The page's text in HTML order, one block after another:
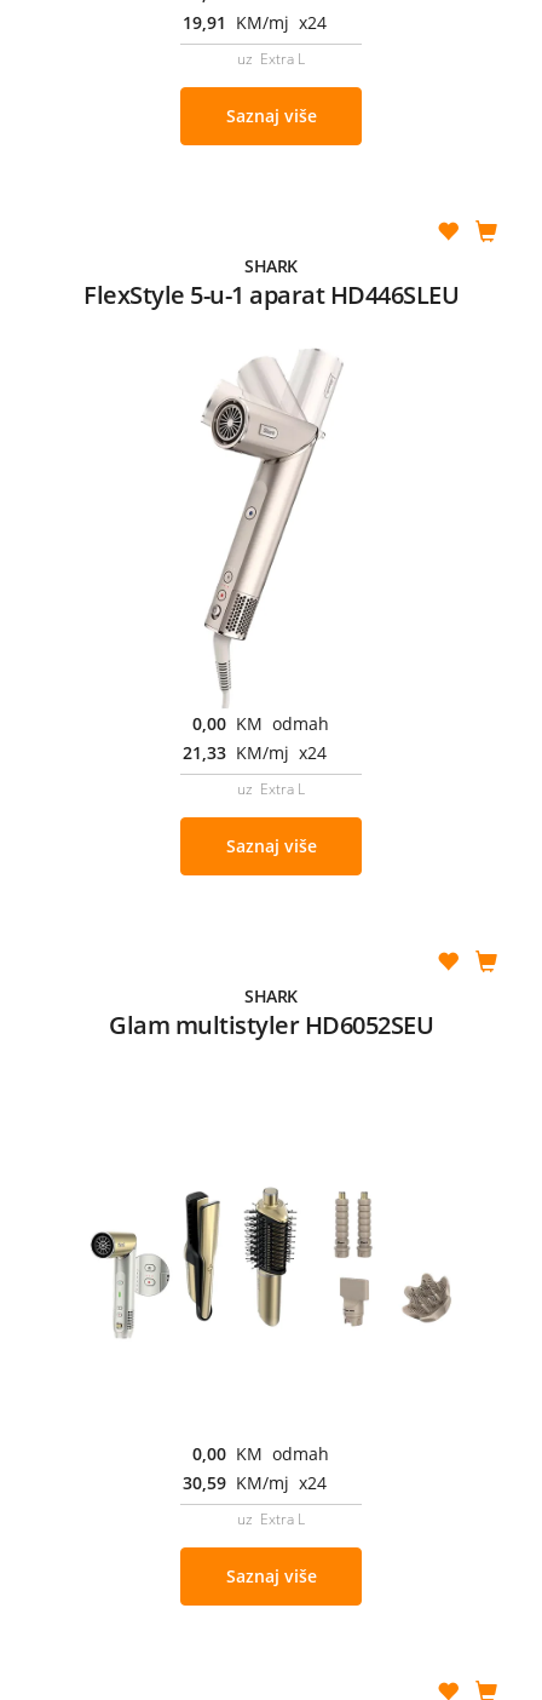
19,91 KM/mj x24
uz Extra L
Saznaj više
SHARK
FlexStyle 5-u-1 aparat HD446SLEU
0,00 KM odmah
21,33 KM/mj x24
uz Extra L
Saznaj više
SHARK
Glam multistyler HD6052SEU
0,00 KM odmah
30,59 KM/mj x24
uz Extra L
Saznaj više